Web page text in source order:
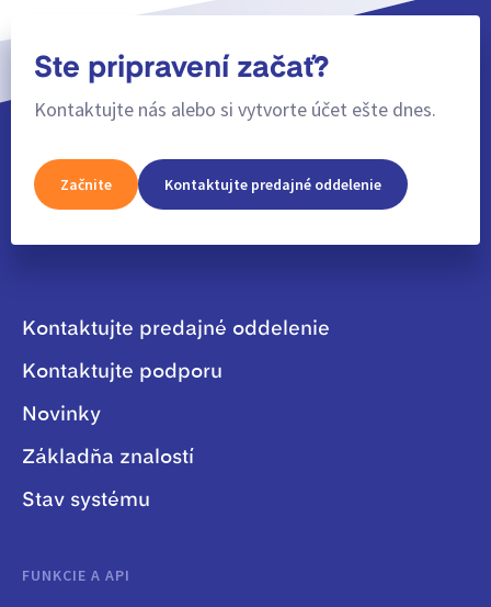
Ste pripravení začať?
Kontaktujte nás alebo si vytvorte účet ešte dnes.
Začnite Kontaktujte predajné oddelenie
Kontaktujte predajné oddelenie
Kontaktujte podporu
Novinky
Základňa znalostí
Stav systému
FUNKCIE A API